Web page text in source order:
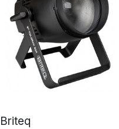
Briteq